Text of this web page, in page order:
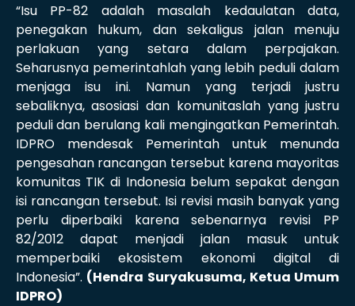
“Isu PP-82 adalah masalah kedaulatan data,
penegakan hukum, dan sekaligus jalan menuju
perlakuan yang setara dalam perpajakan.
Seharusnya pemerintahlah yang lebih peduli dalam
menjaga isu ini. Namun yang terjadi justru
sebaliknya, asosiasi dan komunitaslah yang justru
peduli dan berulang kali mengingatkan Pemerintah.
IDPRO mendesak Pemerintah untuk menunda
pengesahan rancangan tersebut karena mayoritas
komunitas TIK di Indonesia belum sepakat dengan
isi rancangan tersebut. Isi revisi masih banyak yang
perlu diperbaiki karena sebenarnya revisi PP
82/2012 dapat menjadi jalan masuk untuk
memperbaiki ekosistem ekonomi digital di
Indonesia”. (Hendra Suryakusuma, Ketua Umum
IDPRO)